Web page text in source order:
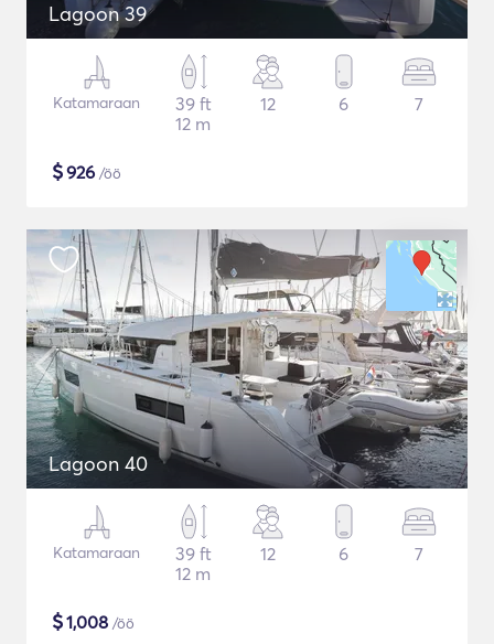
Lagoon 39
Katamaraan
39 ft
12 m
12 6 7
$926 /öö
Lagoon 40
Katamaraan
39 ft
12 m
12 6 7
$1,008 /öö